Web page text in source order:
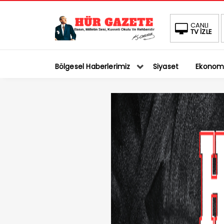
CANLI
TV İZLE
Bölgesel Haberlerimiz Siyaset